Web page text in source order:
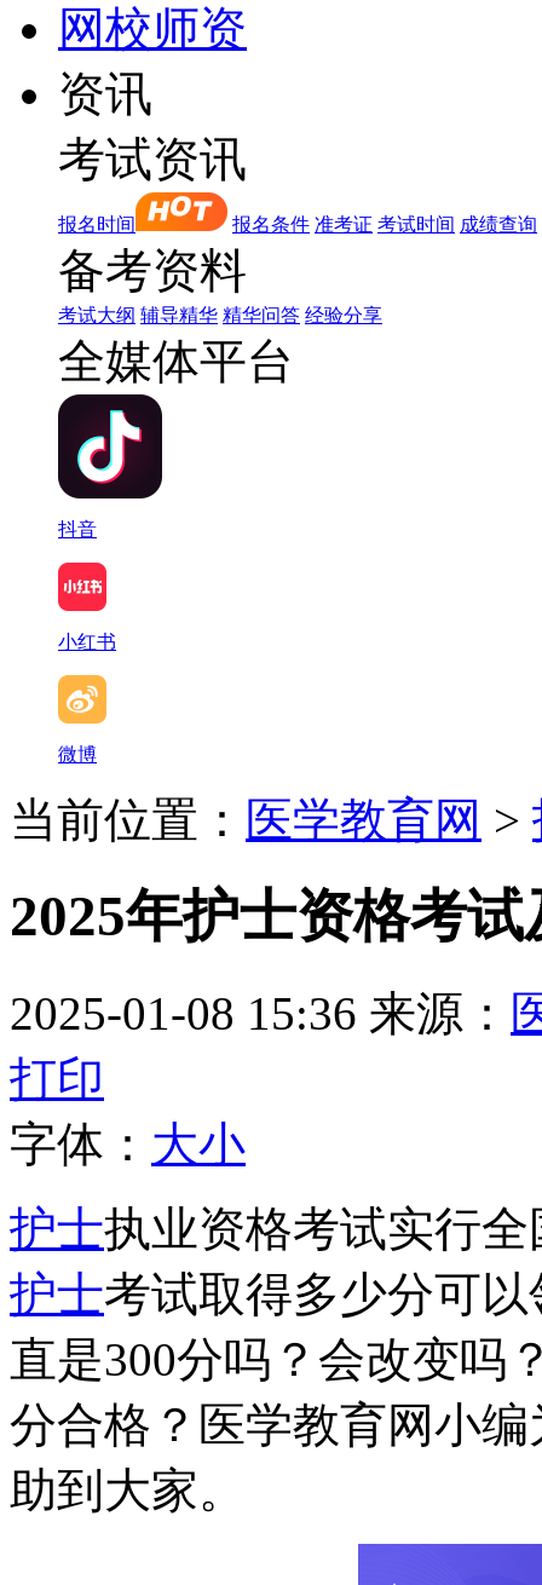
网校师资
资讯
考试资讯
报名时间 报名条件 准考证 考试时间 成绩查询
备考资料
考试大纲 辅导精华 精华问答 经验分享
全媒体平台
抖音
小红书
微博
当前位置： 医学教育网 >
2025年护士资格考
2025-01-08 15:36 来源：
打印
字体： 大小
护士执业资格考试实行
护士考试取得多少分可以
直是300分吗？会改变吗
分合格？医学教育网小
助到大家。